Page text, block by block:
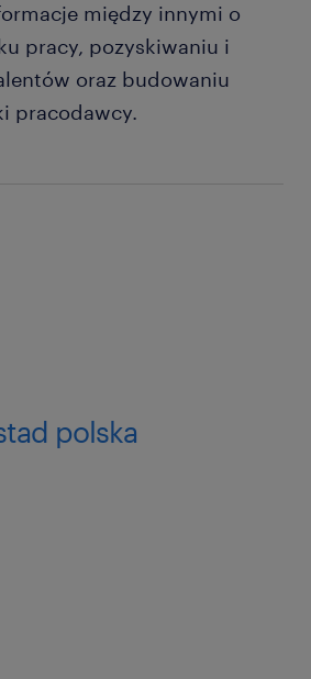
między innymi o
pracy, pozyskiwaniu i
oraz budowaniu
pracodawcy.
polska